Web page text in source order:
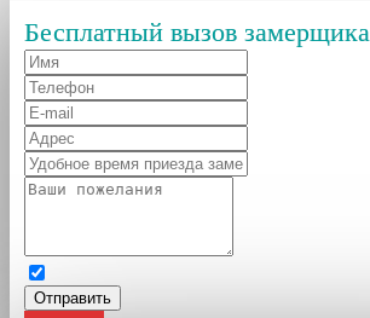
Бесплатный вызов замерщика